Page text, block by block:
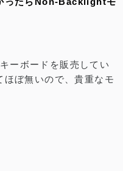
ーボードを販売してい
ほぼ無いので、貴重なモ